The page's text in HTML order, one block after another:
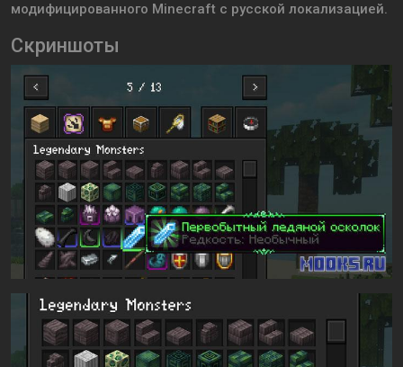
модифицированного Minecraft с русской локализацией.
Скриншоты